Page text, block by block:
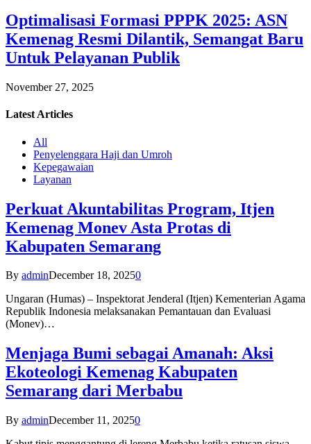
Optimalisasi Formasi PPPK 2025: ASN
Kemenag Resmi Dilantik, Semangat Baru
Untuk Pelayanan Publik
November 27, 2025
Latest Articles
All
Penyelenggara Haji dan Umroh
Kepegawaian
Layanan
Perkuat Akuntabilitas Program, Itjen
Kemenag Monev Asta Protas di
Kabupaten Semarang
By adminDecember 18, 20250
Ungaran (Humas) – Inspektorat Jenderal (Itjen) Kementerian Agama
Republik Indonesia melaksanakan Pemantauan dan Evaluasi
(Monev)…
Menjaga Bumi sebagai Amanah: Aksi
Ekoteologi Kemenag Kabupaten
Semarang dari Merbabu
By adminDecember 11, 20250